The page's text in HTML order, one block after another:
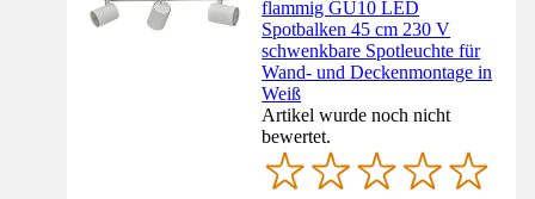
flammig GU10 LED
Spotbalken 45 cm 230 V
schwenkbare Spotleuchte für
Wand- und Deckenmontage in
Weiß
Artikel wurde noch nicht
bewertet.